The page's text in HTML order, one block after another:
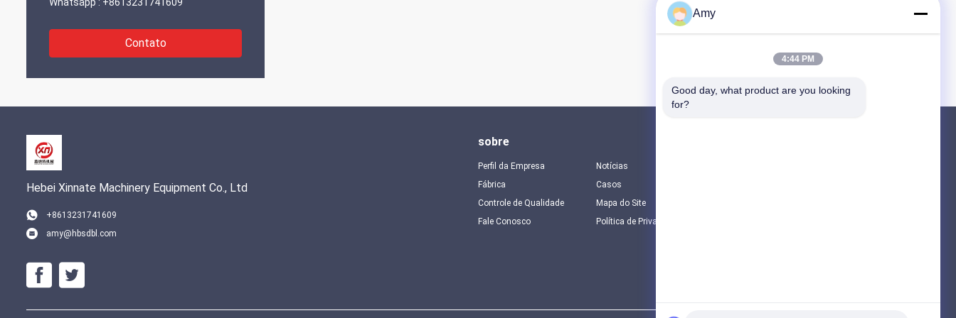
Contato
Hebei Xinnate Machinery Equipment Co., Ltd
+8613231741609
amy@hbsdbl.com
sobre
Perfil da Empresa
Fábrica
Controle de Qualidade
Fale Conosco
Notícias
Casos
Mapa do Site
Política de Privacidade
Amy
4:44 PM
Good day, what product are you looking
for?